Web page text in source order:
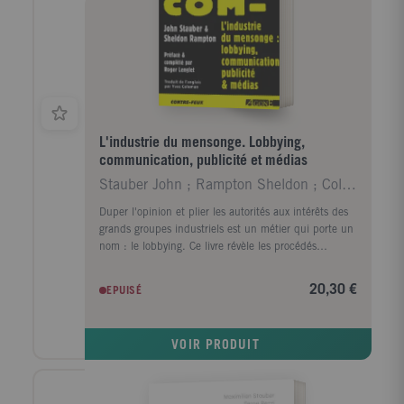
L'industrie du mensonge. Lobbying,
communication, publicité et médias
Stauber John ; Rampton Sheldon ; Coleman Yves ; Le
Duper l'opinion et plier les autorités aux intérêts des
grands groupes industriels est un métier qui porte un
nom : le lobbying. Ce livre révèle les procédés
les vertus du tabac ou du nucléaire que celles des
stratégies exposées et la précision des faits répondent
EPUISÉ 20,30 €
VOIR PRODUIT